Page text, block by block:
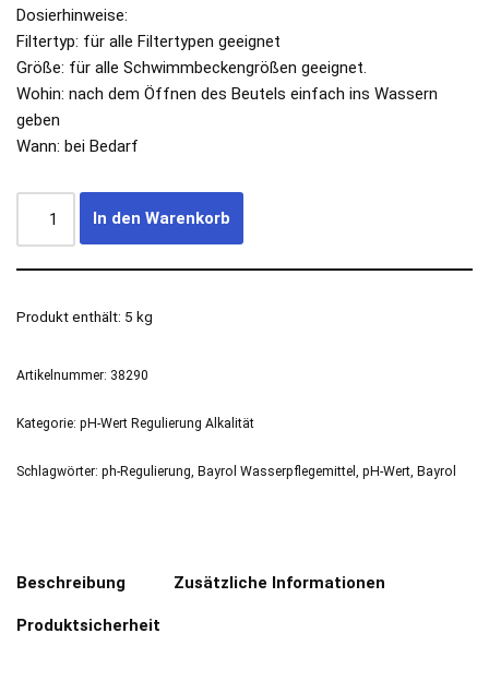
Dosierhinweise:
Filtertyp: für alle Filtertypen geeignet
Größe: für alle Schwimmbeckengrößen geeignet.
Wohin: nach dem Öffnen des Beutels einfach ins Wassern
geben
Wann: bei Bedarf
In den Warenkorb
Produkt enthält: 5 kg
Artikelnummer: 38290
Kategorie: pH-Wert Regulierung Alkalität
Schlagwörter: ph-Regulierung, Bayrol Wasserpflegemittel , pH-Wert, Bayrol
Beschreibung Zusätzliche Informationen
Produktsicherheit